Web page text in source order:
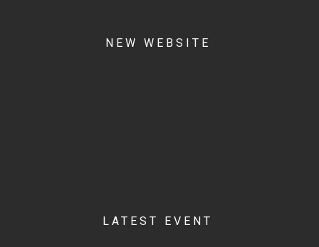
NEW WEBSITE
LATEST EVENT